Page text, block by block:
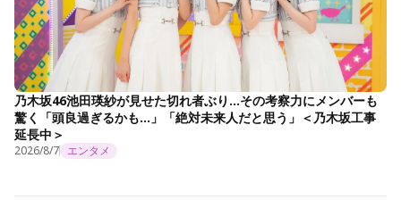
乃木坂46池田瑛紗が見せた切れ者ぶり…その考察力にメンバーも
驚く「頭良過ぎるかも…」「絶対未来人だと思う」＜乃木坂工事
延長中＞
2026/8/7 エンタメ